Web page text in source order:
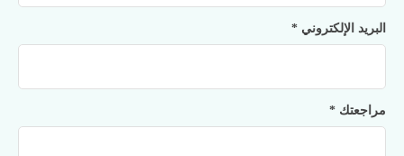
مراجعتك *
البريد الإلكتروني *